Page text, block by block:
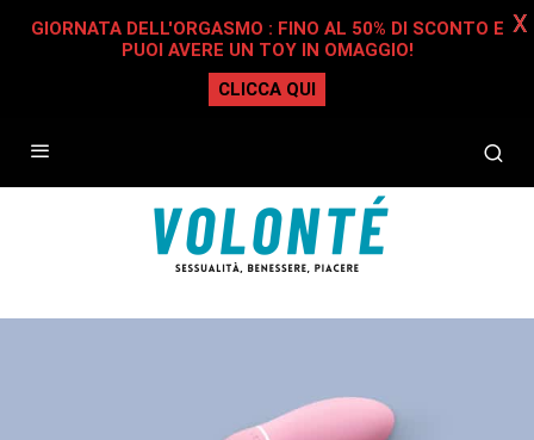
GIORNATA DELL'ORGASMO : FINO AL 50% DI SCONTO E
PUOI AVERE UN TOY IN OMAGGIO!
CLICCA QUI
X